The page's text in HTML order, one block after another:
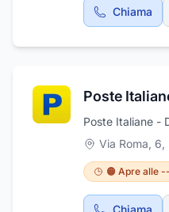
Chiama
Poste
Poste Italiane -
Via Roma, 6,
🟠 Apre alle
Chiama